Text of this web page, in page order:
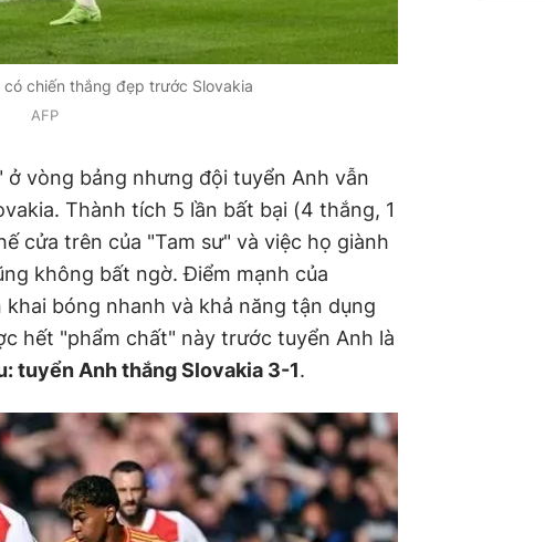
chiến thắng đẹp trước Slovakia
AFP
vòng bảng nhưng đội tuyển Anh vẫn
Thành tích 5 lần bất bại (4 thắng, 1
cửa trên của "Tam sư" và việc họ giành
không bất ngờ. Điểm mạnh của
bóng nhanh và khả năng tận dụng
hết "phẩm chất" này trước tuyển Anh là
tuyển Anh thắng Slovakia 3-1.